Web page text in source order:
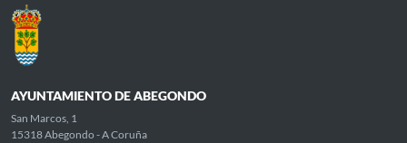
AYUNTAMIENTO DE ABEGONDO
San Marcos, 1
15318 Abegondo - A Coruña